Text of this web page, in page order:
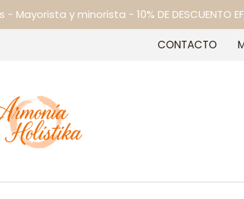
y minorista - 10% DE DESCUENTO
CONTACTO